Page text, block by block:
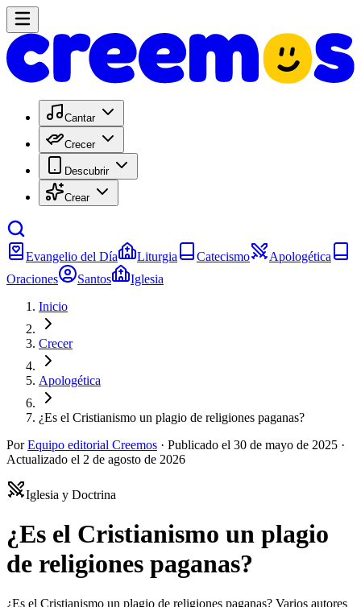
Cantar
Crecer
Descubrir
Crear
Evangelio del Día Liturgia Catecismo
Apologética
Oraciones
Santos
Iglesia
Inicio
Crecer
Apologética
¿Es el Cristianismo un plagio de religiones paganas?
Por Equipo editorial Creemos · Publicado el 30 de mayo de 2025 ·
Actualizado el 2 de agosto de 2026
Iglesia y Doctrina
¿Es el Cristianismo un plagio
de religiones paganas?
¿Es el Cristianismo un plagio de religiones paganas? Varios autores